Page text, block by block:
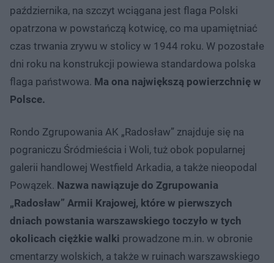
października, na szczyt wciągana jest flaga Polski
opatrzona w powstańczą kotwicę, co ma upamiętniać
czas trwania zrywu w stolicy w 1944 roku. W pozostałe
dni roku na konstrukcji powiewa standardowa polska
flaga państwowa. Ma ona największą powierzchnię w
Polsce.
Rondo Zgrupowania AK „Radosław” znajduje się na
pograniczu Śródmieścia i Woli, tuż obok popularnej
galerii handlowej Westfield Arkadia, a także nieopodal
Powązek. Nazwa nawiązuje do Zgrupowania
„Radosław” Armii Krajowej, które w pierwszych
dniach powstania warszawskiego toczyło w tych
okolicach ciężkie walki prowadzone m.in. w obronie
cmentarzy wolskich, a także w ruinach warszawskiego